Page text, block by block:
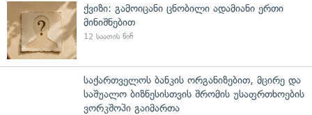
ქვიზი: გამოიცანი ცნობილი ადამიანი ერთი
მინიშნებით
12 საათის წინ
საქართველოს ბანკის ორგანიზებით, მცირე და
საშუალო ბიზნესისთვის შრომის უსაფრთხოების
ვორკშოპი გაიმართა